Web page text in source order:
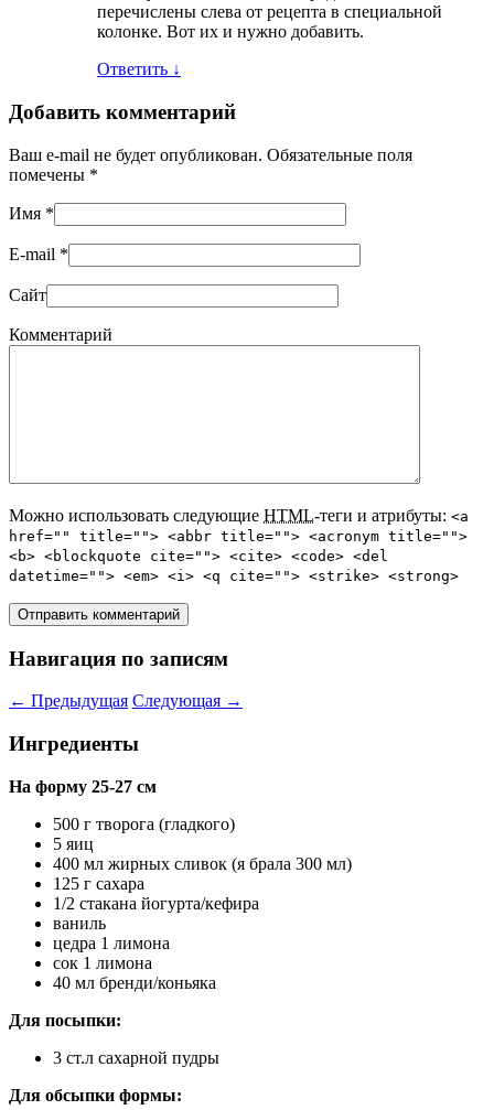
перечислены слева от рецепта в специальной
колонке. Вот их и нужно добавить.
Ответить ↓
Добавить комментарий
Ваш e-mail не будет опубликован. Обязательные поля
помечены *
Имя *
E-mail *
Сайт
Комментарий
Можно использовать следующие HTML-теги и атрибуты: <a
href="" title=""> <abbr title=""> <acronym title="">
<b> <blockquote cite=""> <cite> <code> <del
datetime=""> <em> <i> <q cite=""> <strike> <strong>
Навигация по записям
← Предыдущая Следующая →
Ингредиенты
На форму 25-27 см
500 г творога (гладкого)
5 яиц
400 мл жирных сливок (я брала 300 мл)
125 г сахара
1/2 стакана йогурта/кефира
ваниль
цедра 1 лимона
сок 1 лимона
40 мл бренди/коньяка
Для посыпки:
3 ст.л сахарной пудры
Для обсыпки формы: